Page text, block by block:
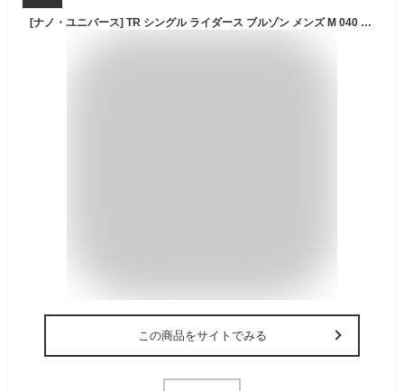
[ナノ・ユニバース] TR シングル ライダース ブルゾン メンズ M 040 ベージュ 672-5212212
この商品をサイトでみる